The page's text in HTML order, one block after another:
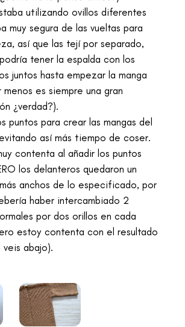
utilizando ovillos diferentes
muy segura de las vueltas para
así que las tejí por separado,
tener la espalda con los
juntos hasta empezar la manga
es siempre una gran
¿verdad?).
puntos para crear las mangas del
así más tiempo de coser.
contenta al añadir los puntos
los delanteros quedaron un
anchos de lo especificado, por
haber intercambiado 2
por dos orillos en cada
estoy contenta con el resultado
abajo).